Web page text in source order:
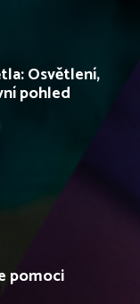
Osvětlení,
pohled
pomoci